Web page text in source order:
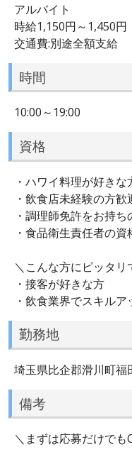
アルバイト
時給1,150円～1,450円
交通費:別途全額支給
時間
10:00～19:00
資格
・ハワイ料理が好き
・飲食店未経験の方歓
・調理師免許をお持ち
・食品衛生責任者の
＼こんな方にピッタリ
・接客が好きな方
・飲食業界でスキル
勤務地
埼玉県比企郡滑川町福
備考
＼まずは応募だけでも